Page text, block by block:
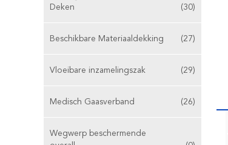
Deken
(30)
Beschikbare Materiaaldekking (27)
Vloeibare inzamelingszak (29)
Medisch Gaasverband (26)
Wegwerp beschermende